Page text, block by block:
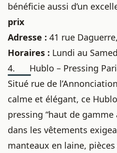
bénéficie aussi d’un
prix
Adresse : 41 rue
Horaires : Lundi au
4. Hublo – Pressing
Situé rue de
calme et élégant, ce Hublo
pressing “haut de gamme
dans les vêtements
manteaux en laine,